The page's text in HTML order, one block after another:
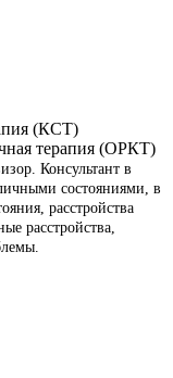
(КСТ)
терапия (ОРКТ)
Консультант в
состояниями, в
расстройства
расстройства,